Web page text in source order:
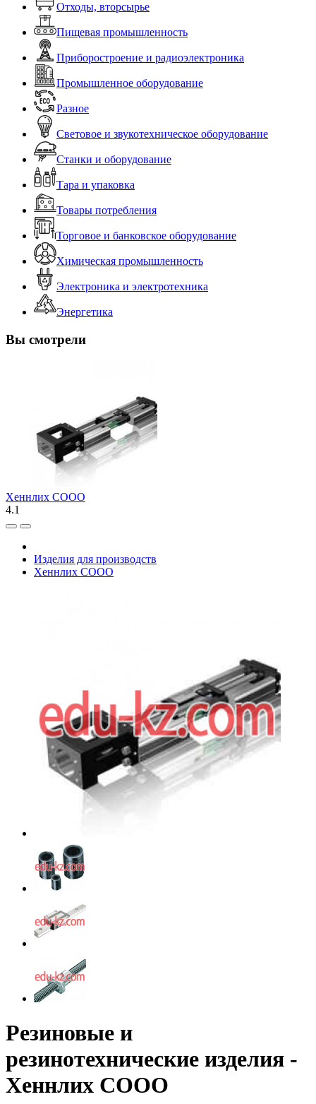
Отходы, вторсырье
Пищевая промышленность
Приборостроение и радиоэлектроника
Промышленное оборудование
Разное
Световое и звукотехническое оборудование
Станки и оборудование
Тара и упаковка
Товары потребления
Торговое и банковское оборудование
Химическая промышленность
Электроника и электротехника
Энергетика
Вы смотрели
Хеннлих СООО
4.1
Изделия для производств
Хеннлих СООО
Резиновые и
резинотехнические изделия -
Хеннлих СООО